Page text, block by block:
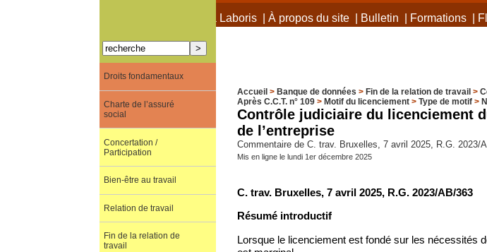
À propos de Terra Laboris| À propos du site| Bulletin Formations|
Accueil > Banque de données > Fin de la relation de travail >
Après C.C.T. n° 109> Motif du licenciement> Type de motif>
Contrôle judiciaire du licenciement
de l’entreprise
Commentaire de C. trav. Bruxelles, 7 avril 2025, R.G. 2023/
Mis en ligne le lundi 1er décembre 2025
C. trav. Bruxelles, 7 avril 2025, R.G. 2023/AB/363
Résumé introductif
Lorsque le licenciement est fondé sur les nécessités
Droits fondamentaux
Charte de l’assuré
social
Concertation /
Participation
Bien-être au travail
Relation de travail
Fin de la relation de
travail